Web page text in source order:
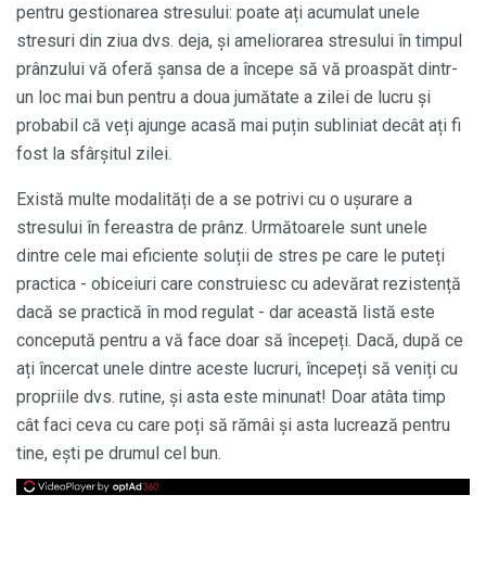
pentru gestionarea stresului: poate ați acumulat unele
stresuri din ziua dvs. deja, și ameliorarea stresului în timpul
prânzului vă oferă șansa de a începe să vă proaspăt dintr-
un loc mai bun pentru a doua jumătate a zilei de lucru și
probabil că veți ajunge acasă mai puțin subliniat decât ați fi
fost la sfârșitul zilei.
Există multe modalități de a se potrivi cu o ușurare a
stresului în fereastra de prânz. Următoarele sunt unele
dintre cele mai eficiente soluții de stres pe care le puteți
practica - obiceiuri care construiesc cu adevărat rezistență
dacă se practică în mod regulat - dar această listă este
concepută pentru a vă face doar să începeți. Dacă, după ce
ați încercat unele dintre aceste lucruri, începeți să veniți cu
propriile dvs. rutine, și asta este minunat! Doar atâta timp
cât faci ceva cu care poți să rămâi și asta lucrează pentru
tine, ești pe drumul cel bun.